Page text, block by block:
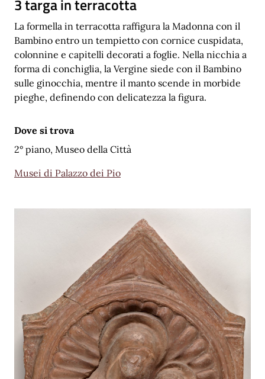
3 targa in terracotta
La formella in terracotta raffigura la Madonna con il
Bambino entro un tempietto con cornice cuspidata,
colonnine e capitelli decorati a foglie. Nella nicchia a
forma di conchiglia, la Vergine siede con il Bambino
sulle ginocchia, mentre il manto scende in morbide
pieghe, definendo con delicatezza la figura.
Dove si trova
2° piano, Museo della Città
Musei di Palazzo dei Pio